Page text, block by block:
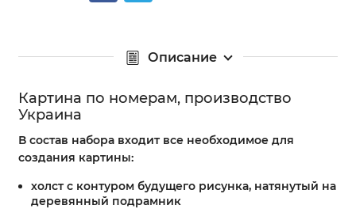
Описание
Картина по номерам, производство
Украина
В состав набора входит все необходимое для
создания картины:
холст с контуром будущего рисунка, натянутый на
деревянный подрамник